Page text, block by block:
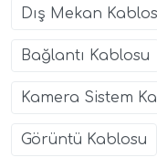
Dış Mekan
Bağlantı Kablosu
Kamera Sistem
Görüntü Kablosu